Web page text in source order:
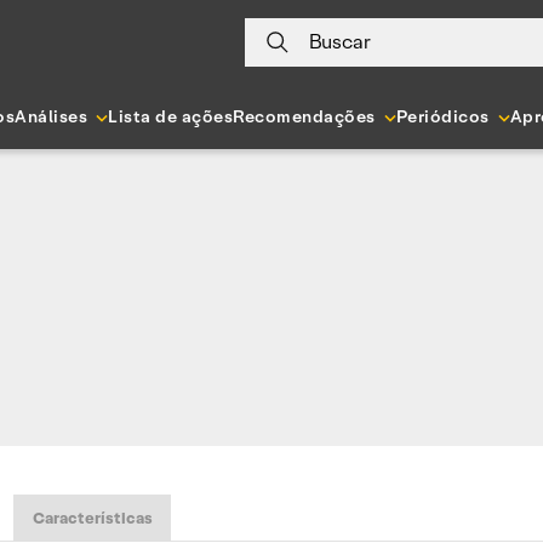
Buscar
Análises Lista de açõesRecomendações Periódicos
Características